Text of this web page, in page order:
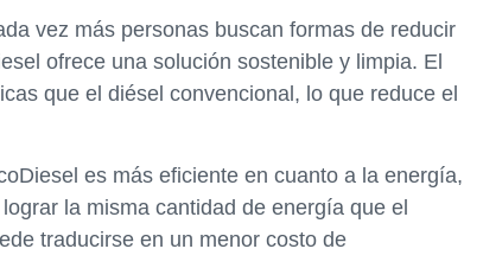
vez más personas buscan formas de reducir
ofrece una solución sostenible y limpia. El
que el diésel convencional, lo que reduce el
es más eficiente en cuanto a la energía,
la misma cantidad de energía que el
traducirse en un menor costo de